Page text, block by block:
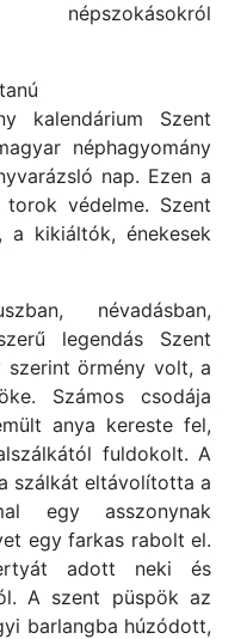
kalendárium Szent
néphagyomány
nap. Ezen a
védelme. Szent
a kikiáltók, énekesek
névadásban,
legendás Szent
szerint örmény volt, a
Számos csodája
anya kereste fel,
fuldokolt. A
szálkát eltávolította a
egy asszonynak
egy farkas rabolt el.
adott neki és
A szent püspök az
barlangba húzódott,